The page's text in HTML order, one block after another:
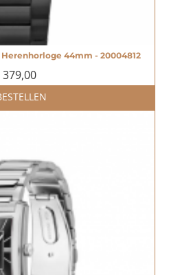
Herenhorloge 44mm - 20004812
379,00